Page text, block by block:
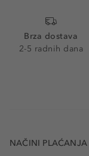
Brza dostava
2-5 radnih dana
NAČINI PLAĆANJA